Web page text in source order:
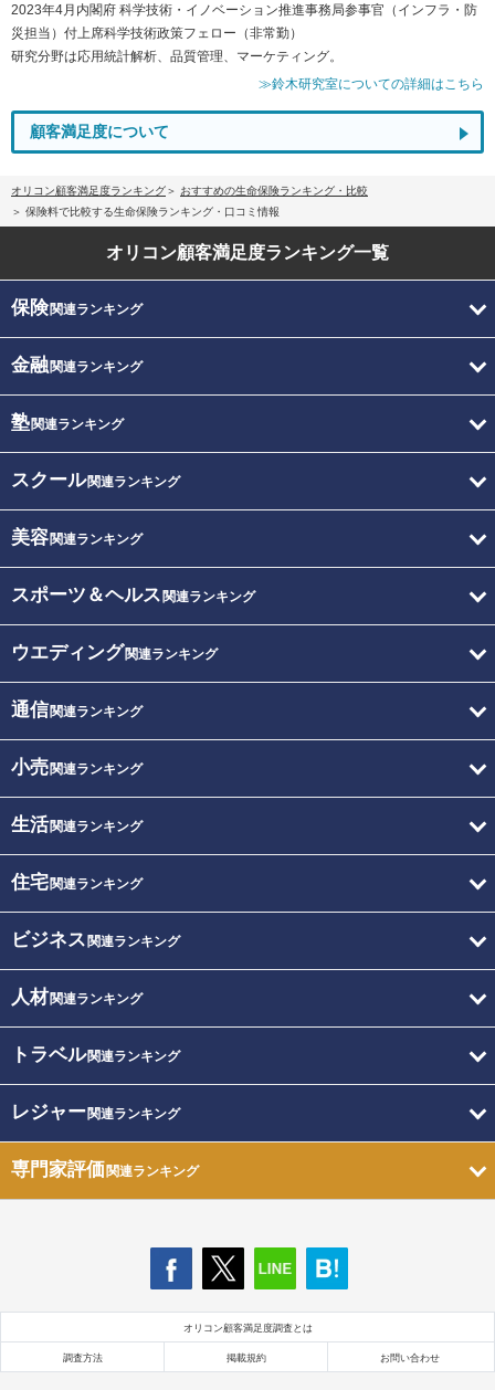
2023年4月内閣府 科学技術・イノベーション推進事務局参事官（インフラ・防
災担当）付上席科学技術政策フェロー（非常勤）
研究分野は応用統計解析、品質管理、マーケティング。
≫鈴木研究室についての詳細はこちら
顧客満足度について
オリコン顧客満足度ランキング
おすすめの生命保険ランキング・比較
保険料で比較する生命保険ランキング・口コミ情報
オリコン顧客満足度ランキング一覧
保険関連ランキング
金融関連ランキング
塾関連ランキング
スクール関連ランキング
美容関連ランキング
スポーツ＆ヘルス 関連ランキング
ウエディング関連ランキング
通信関連ランキング
小売関連ランキング
生活関連ランキング
住宅関連ランキング
ビジネス 関連ランキング
人材関連ランキング
トラベル関連ランキング
レジャー関連ランキング
専門家評価関連ランキング
オリコン顧客満足度調査とは
調査方法 掲載規約 お問い合わせ